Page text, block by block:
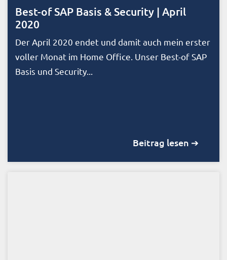
Best-of SAP Basis & Security | April
2020
Der April 2020 endet und damit auch mein erster
voller Monat im Home Office. Unser Best-of SAP
Basis und Security...
Beitrag lesen ➔